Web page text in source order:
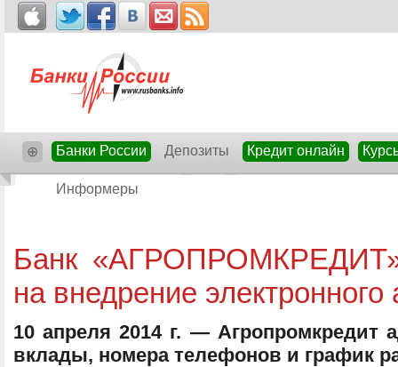
⊕ Банки России Депозиты Кредит онлайн
Информеры
Банк «АГРОПРОМКРЕДИТ»
на внедрение электронного
10 апреля 2014 г. — Агропромкредит
вклады, номера телефонов и график